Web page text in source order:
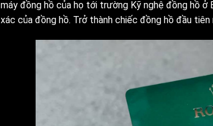
máy đồng hồ của họ tới trường Kỹ nghệ đồng hồ
xác của đồng hồ. Trở thành chiếc đồng hồ đầu